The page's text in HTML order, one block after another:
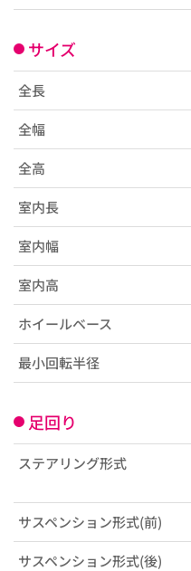
サイズ
全長
全幅
全高
室内長
室内幅
室内高
ホイールベース
最小回転半径
足回り
ステアリング形式
サスペンション形式(前)
サスペンション形式(後)